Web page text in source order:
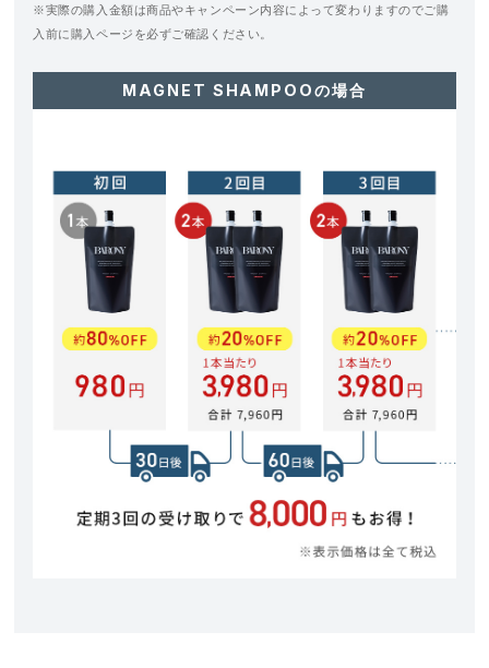
※実際の購入金額は商品やキャンペーン内容によって変わりますのでご購
入前に購入ページを必ずご確認ください。
MAGNET SHAMPOOの場合